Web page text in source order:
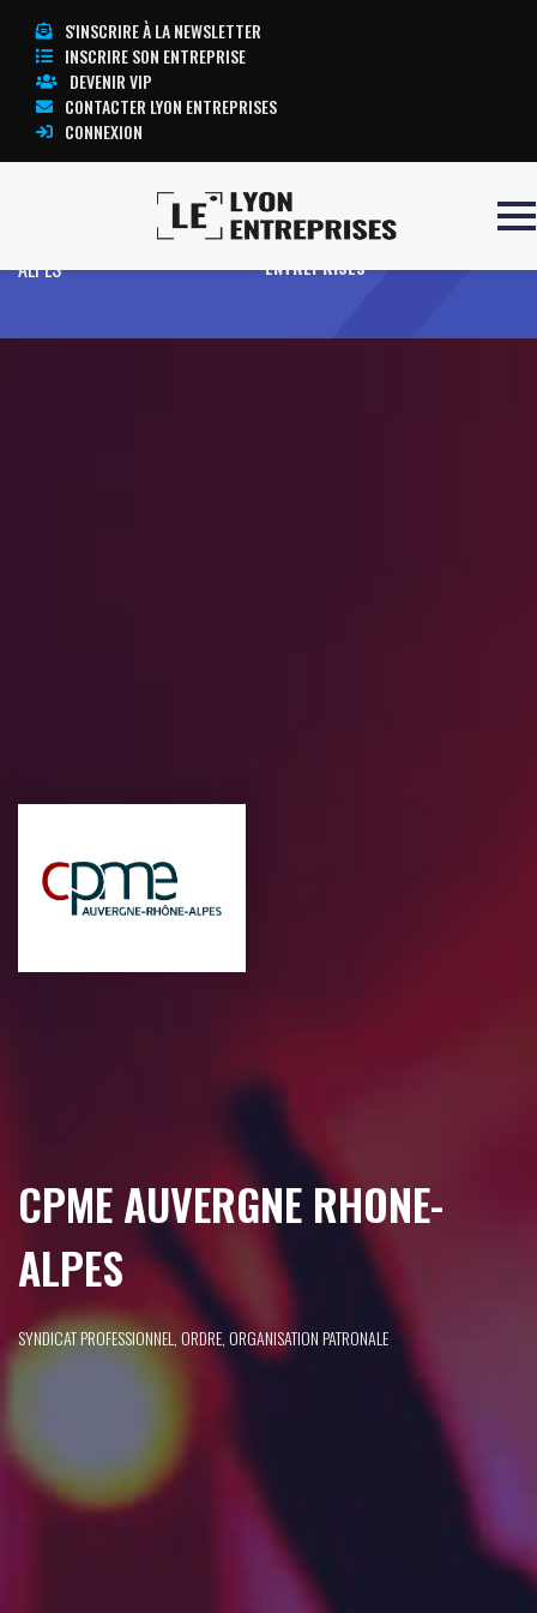
S'INSCRIRE À LA NEWSLETTER
INSCRIRE SON ENTREPRISE
DEVENIR VIP
CONTACTER LYON ENTREPRISES
CONNEXION
CPME AUVERGNE RHONE-
ALPES
TOUTE L’ACTUALITÉ LYON
ENTREPRISES
CPME AUVERGNE RHONE-
ALPES
SYNDICAT PROFESSIONNEL, ORDRE, ORGANISATION PATRONALE